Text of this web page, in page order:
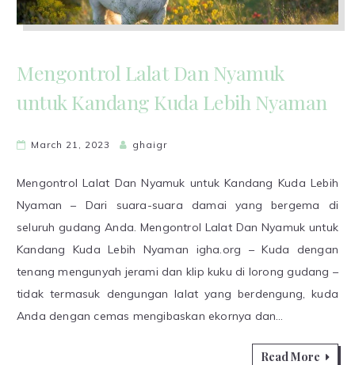
Mengontrol Lalat Dan Nyamuk
untuk Kandang Kuda Lebih Nyaman
March 21, 2023 ghaigr
Mengontrol Lalat Dan Nyamuk untuk Kandang Kuda Lebih
Nyaman – Dari suara-suara damai yang bergema di
seluruh gudang Anda. Mengontrol Lalat Dan Nyamuk untuk
Kandang Kuda Lebih Nyaman igha.org – Kuda dengan
tenang mengunyah jerami dan klip kuku di lorong gudang –
tidak termasuk dengungan lalat yang berdengung, kuda
Anda dengan cemas mengibaskan ekornya dan…
Read More